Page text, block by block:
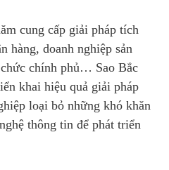
cung cấp giải pháp tích
hàng, doanh nghiệp sản
chính phủ… Sao Bắc
khai hiệu quả giải pháp
loại bỏ những khó khăn
thông tin để phát triển